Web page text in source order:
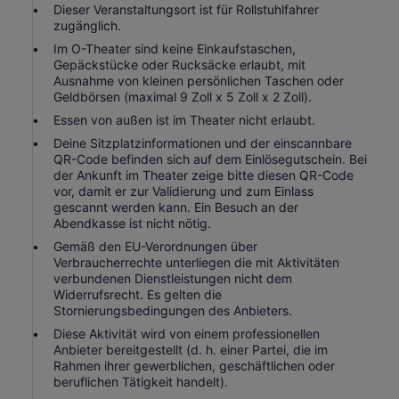
Dieser Veranstaltungsort ist für Rollstuhlfahrer
zugänglich.
Im O-Theater sind keine Einkaufstaschen,
Gepäckstücke oder Rucksäcke erlaubt, mit
Ausnahme von kleinen persönlichen Taschen oder
Geldbörsen (maximal 9 Zoll x 5 Zoll x 2 Zoll).
Essen von außen ist im Theater nicht erlaubt.
Deine Sitzplatzinformationen und der einscannbare
QR-Code befinden sich auf dem Einlösegutschein. Bei
der Ankunft im Theater zeige bitte diesen QR-Code
vor, damit er zur Validierung und zum Einlass
gescannt werden kann. Ein Besuch an der
Abendkasse ist nicht nötig.
Gemäß den EU-Verordnungen über
Verbraucherrechte unterliegen die mit Aktivitäten
verbundenen Dienstleistungen nicht dem
Widerrufsrecht. Es gelten die
Stornierungsbedingungen des Anbieters.
Diese Aktivität wird von einem professionellen
Anbieter bereitgestellt (d. h. einer Partei, die im
Rahmen ihrer gewerblichen, geschäftlichen oder
beruflichen Tätigkeit handelt).